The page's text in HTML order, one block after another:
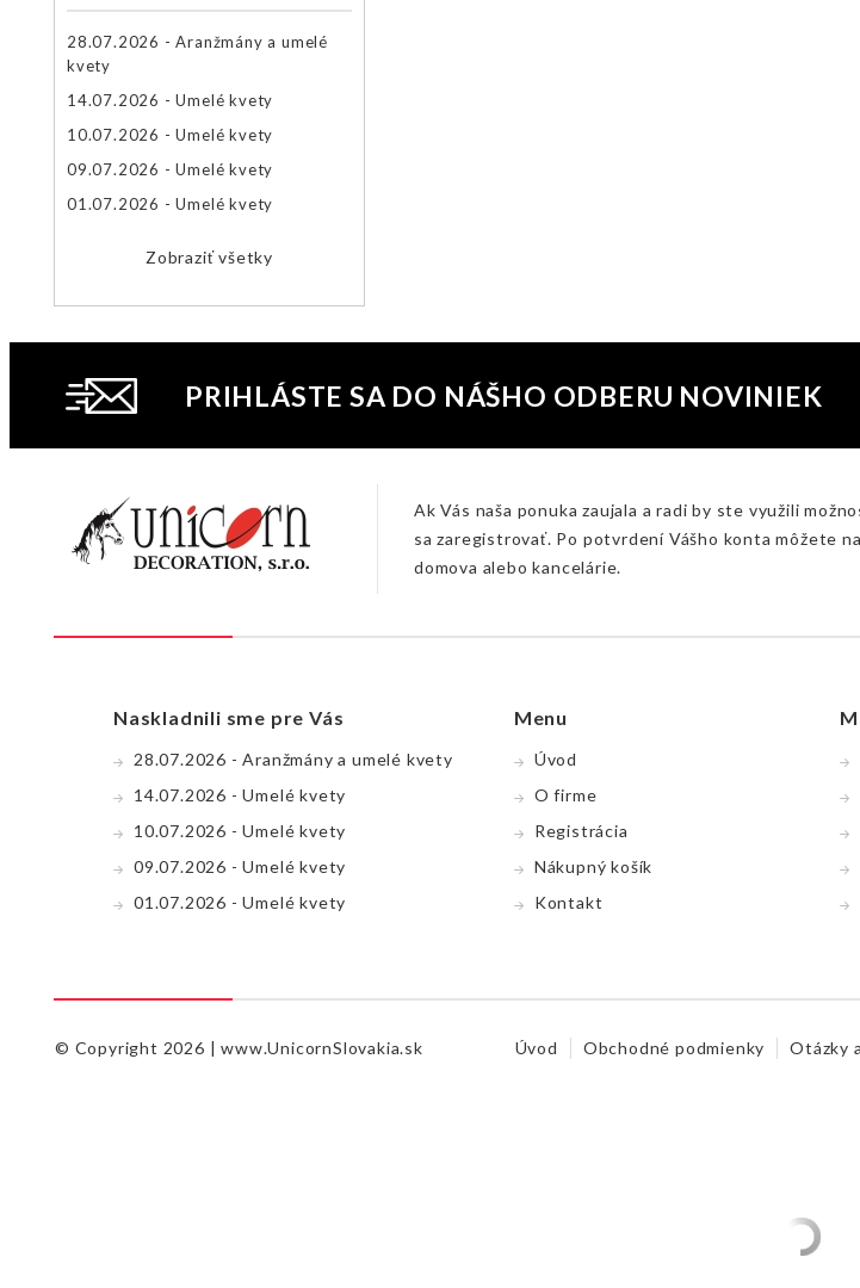
28.07.2026 - Aranžmány a umelé
kvety
14.07.2026 - Umelé kvety
10.07.2026 - Umelé kvety
09.07.2026 - Umelé kvety
01.07.2026 - Umelé kvety
Zobraziť všetky
PRIHLÁSTE SA DO NÁŠHO ODBERU NOVINIEK
Ak Vás naša ponuka zaujala a radi by ste využili
sa zaregistrovať. Po potvrdení Vášho konta môžete
domova alebo kancelárie.
Naskladnili sme pre Vás
28.07.2026 - Aranžmány a umelé kvety
14.07.2026 - Umelé kvety
10.07.2026 - Umelé kvety
09.07.2026 - Umelé kvety
01.07.2026 - Umelé kvety
Menu
Úvod
O firme
Registrácia
Nákupný koší­k
Kontakt
© Copyright 2026 |www.UnicornSlovakia.sk Úvod Obchodné podmienky Otázky